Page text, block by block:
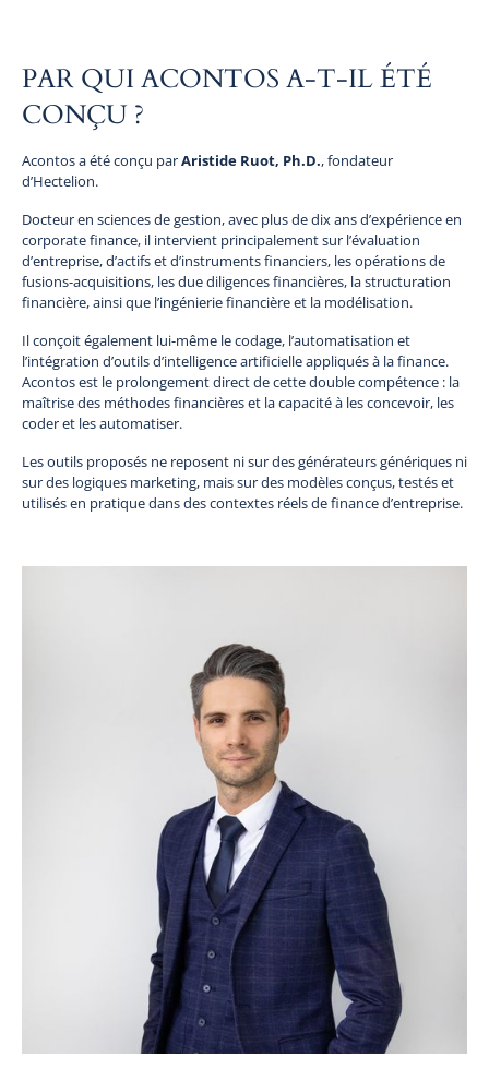
PAR QUI ACONTOS A-T-IL ÉTÉ
CONÇU ?
Acontos a été conçu parAristide Ruot, Ph.D., fondateur
d’Hectelion.
Docteur en sciences de gestion, avec plus de dix ans d’expérience en
corporate finance, il intervient principalement sur l’évaluation
d’entreprise, d’actifs et d’instruments financiers, les opérations de
fusions-acquisitions, les due diligences financières, la structuration
financière, ainsi que l’ingénierie financière et la modélisation.
Il conçoit également lui-même le codage, l’automatisation et
l’intégration d’outils d’intelligence artificielle appliqués à la finance.
Acontos est le prolongement direct de cette double compétence : la
maîtrise des méthodes financières et la capacité à les concevoir, les
coder et les automatiser.
Les outils proposés ne reposent ni sur des générateurs génériques ni
sur des logiques marketing, mais sur des modèles conçus, testés et
utilisés en pratique dans des contextes réels de finance d’entreprise.